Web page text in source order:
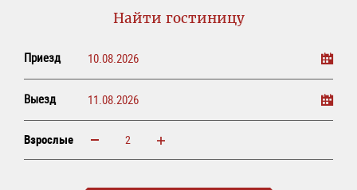
Найти гостиницу
Приезд
Выезд
Взрослые увеличить уменьшить